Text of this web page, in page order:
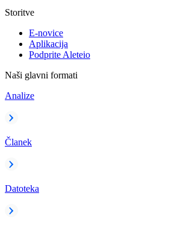
Storitve
E-novice
Aplikacija
Podprite Aleteio
Naši glavni formati
Analize
Članek
Datoteka